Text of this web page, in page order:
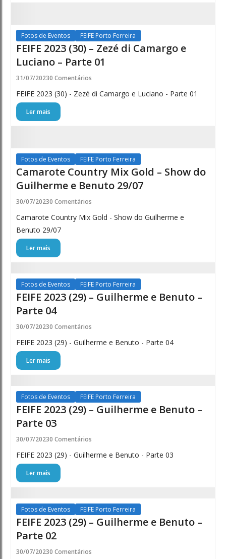
Fotos de Eventos FEIFE Porto Ferreira
FEIFE 2023 (30) – Zezé di Camargo e
Luciano – Parte 01
31/07/20230 Comentários
FEIFE 2023 (30) - Zezé di Camargo e Luciano - Parte 01
Ler mais
Fotos de Eventos FEIFE Porto Ferreira
Camarote Country Mix Gold – Show do
Guilherme e Benuto 29/07
30/07/20230 Comentários
Camarote Country Mix Gold - Show do Guilherme e
Benuto 29/07
Ler mais
Fotos de Eventos FEIFE Porto Ferreira
FEIFE 2023 (29) – Guilherme e Benuto –
Parte 04
30/07/20230 Comentários
FEIFE 2023 (29) - Guilherme e Benuto - Parte 04
Ler mais
Fotos de Eventos FEIFE Porto Ferreira
FEIFE 2023 (29) – Guilherme e Benuto –
Parte 03
30/07/20230 Comentários
FEIFE 2023 (29) - Guilherme e Benuto - Parte 03
Ler mais
Fotos de Eventos FEIFE Porto Ferreira
FEIFE 2023 (29) – Guilherme e Benuto –
Parte 02
30/07/20230 Comentários